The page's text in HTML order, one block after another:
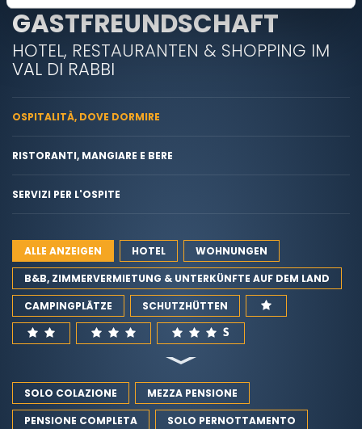
GASTFREUNDSCHAFT
HOTEL, RESTAURANTEN & SHOPPING IM
VAL DI RABBI
OSPITALITÀ, DOVE DORMIRE
RISTORANTI, MANGIARE E BERE
SERVIZI PER L'OSPITE
ALLE ANZEIGEN HOTEL
WOHNUNGEN
B&B, ZIMMERVERMIETUNG & UNTERKÜNFTE AUF DEM LAND
CAMPINGPLÄTZE
SCHUTZHÜTTEN
SOLO COLAZIONE
MEZZA PENSIONE
PENSIONE COMPLETA
SOLO PERNOTTAMENTO